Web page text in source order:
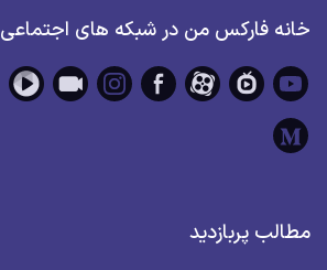
خانه فارکس من در شبکه های اجتماعی
مطالب پربازدید